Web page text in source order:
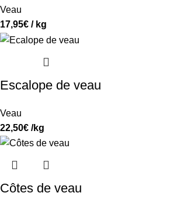
Veau
17,95€ / kg
Escalope de veau
Veau
22,50€ /kg
Côtes de veau